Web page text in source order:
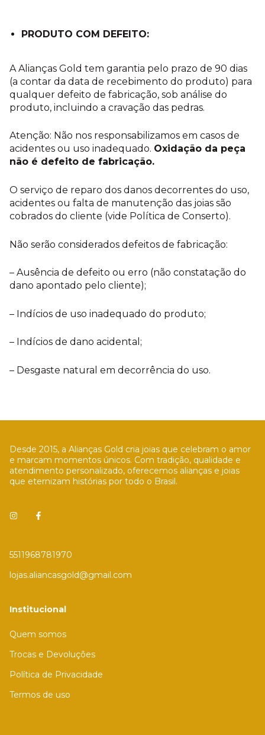
PRODUTO COM DEFEITO:
A Alianças Gold tem garantia pelo prazo de 90 dias
(a contar da data de recebimento do produto) para
qualquer defeito de fabricação, sob análise do
produto, incluindo a cravação das pedras.
Atenção: Não nos responsabilizamos em casos de
acidentes ou uso inadequado. Oxidação da peça
não é defeito de fabricação.
O serviço de reparo dos danos decorrentes do uso,
acidentes ou falta de manutenção das joias são
cobrados do cliente (vide Política de Conserto).
Não serão considerados defeitos de fabricação:
– Ausência de defeito ou erro (não constatação do
dano apontado pelo cliente);
– Indícios de uso inadequado do produto;
– Indícios de dano acidental;
– Desgaste natural em decorrência do uso.
Desde 2015, a Alianças Gold cria joias que celebram o amor
e marcam momentos únicos. Com tradição, qualidade e
atendimento personalizado, oferecemos alianças e joias
que eternizam histórias por todo o Brasil.
5511968781970
lojas.aliancasgold@gmail.com
Institucional
Quem somos
Trocas e Devoluções
Política de Privacidade
Termos de uso